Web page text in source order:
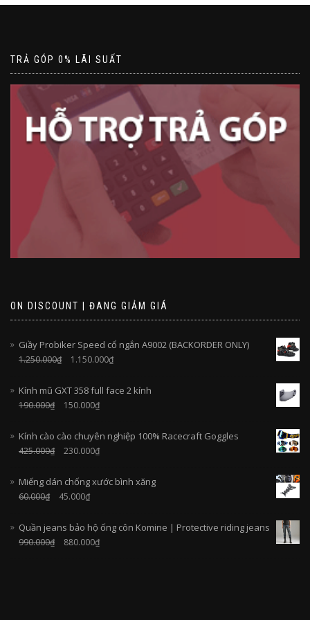
TRẢ GÓP 0% LÃI SUẤT
ON DISCOUNT | ĐANG GIẢM GIÁ
Giầy Probiker Speed cổ ngắn A9002 (BACKORDER ONLY)
1.250.000₫ 1.150.000₫
Kính mũ GXT 358 full face 2 kính
190.000₫ 150.000₫
Kính cào cào chuyên nghiệp 100% Racecraft Goggles
425.000₫ 230.000₫
Miếng dán chống xước bình xăng
60.000₫ 45.000₫
Quần jeans bảo hộ ống côn Komine | Protective riding jeans
990.000₫ 880.000₫